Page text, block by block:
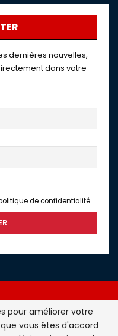
dernières nouvelles,
dans votre
de confidentialité
de la France et du
pour améliorer votre
vous êtes d'accord